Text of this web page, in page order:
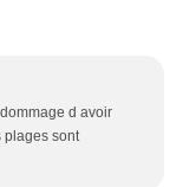
d avoir
plages sont